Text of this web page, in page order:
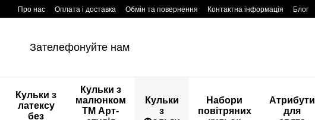
Перейти к основному контенту
Про нас Оплата і доставка Обмін та повернення Контактна інформація Блог
Зателефонуйте нам
Кульки з
латексу
без
Кульки з
малюнком
ТМ Арт-
Кульки
з
Набори
повітряних
Атрибути
для